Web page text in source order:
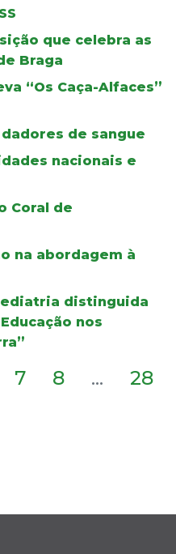
que celebra as
Braga
“Os Caça-Alfaces”
de sangue
nacionais e
Coral de
na abordagem à
distinguida
nos
7 8 ... 28